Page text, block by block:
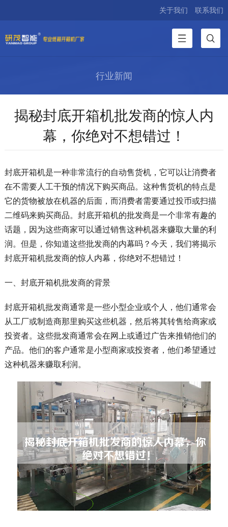
关于我们 联系我们
行业新闻
揭秘封底开箱机批发商的惊人内
幕，你绝对不想错过！
封底开箱机是一种非常流行的自动售货机，它可以让消费者
在不需要人工干预的情况下购买商品。这种售货机的特点是
它的货物被放在机器的后面，而消费者需要通过投币或扫描
二维码来购买商品。封底开箱机的批发商是一个非常有趣的
话题，因为这些商家可以通过销售这种机器来赚取大量的利
润。但是，你知道这些批发商的内幕吗？今天，我们将揭示
封底开箱机批发商的惊人内幕，你绝对不想错过！
一、封底开箱机批发商的背景
封底开箱机批发商通常是一些小型企业或个人，他们通常会
从工厂或制造商那里购买这些机器，然后将其转售给商家或
投资者。这些批发商通常会在网上或通过广告来推销他们的
产品。他们的客户通常是小型商家或投资者，他们希望通过
这种机器来赚取利润。